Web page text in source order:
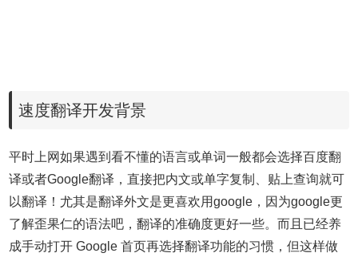
速度翻译开发背景
平时上网如果遇到看不懂的语言或单词一般都会选择百度翻
译或者Google翻译，直接把内文或单字复制、贴上查询就可
以翻译！尤其是翻译外文是更喜欢用google，因为google更
了解歪果仁的语法吧，翻译的准确度更好一些。而且已经养
成手动打开 Google 首页再选择翻译功能的习惯，但这样做